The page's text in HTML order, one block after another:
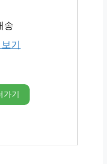
송
기
기